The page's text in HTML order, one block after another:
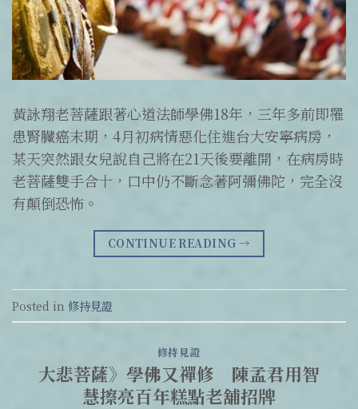
黃詠翔老菩薩跟著心道法師學佛18年，三年多前即罹
患腎臟癌末期，4月初病情惡化住進台大安寧病房，
某天突然跟女兒說自己將在21天後要離開，在病房時
老菩薩雙手合十，口中仍不斷念著阿彌佛陀，完全沒
有顛倒恐怖。
CONTINUE READING →
Posted in 修持見證
修持見證
大悲菩薩》學佛又禪修 陳孟君用智
慧擦亮百年糕點老舖招牌